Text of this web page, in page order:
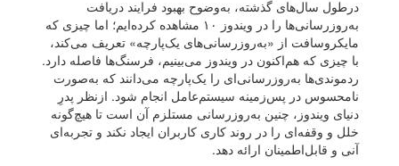
درطول سال‌های گذشته، به‌وضوح بهبود فرایند دریافت
به‌روزرسانی‌ها را در ویندوز ۱۰ مشاهده کرده‌ایم؛ اما چیزی که
مایکروسافت از «به‌روزرسانی‌های یک‌پارچه» تعریف می‌کند،
با چیزی که هم‌اکنون در ویندوز می‌بینیم، فرسنگ‌ها فاصله دارد.
ردموندی‌ها به‌روزرسانی‌ای را یک‌پارچه می‌دانند که به‌صورت
نامحسوس در پس‌زمینه سیستم‌عامل انجام شود. ازنظر پدرِ
دنیای ویندوز، چنین به‌روزرسانی مستلزم آن است تا هیچ‌گونه
خلل و وقفه‌ای را در روند کاری کاربران ایجاد نکند و تجربه‌ای
آنی و قابل‌اطمینان ارائه دهد.